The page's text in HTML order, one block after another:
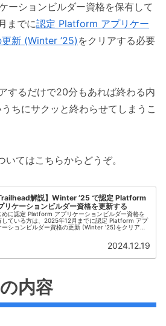
ーションビルダー資格を保有して
までに認定 Platform アプリケー
新 (Winter ’25) をクリアする必要
するだけで20分もあれば終わる内
ちにサクッと終わらせてしまうこ
てはこちらからどうぞ。
Trailhead解説】Winter ’25 で認定 Platform
リケーションビルダー資格を更新する
めに認定 Platform アプリケーションビルダー資格を
している方は、2025年12月までに認定 Platform アプ
ーションビルダー資格の更新 (Winter '25)をクリアす
2024.12.19
内容